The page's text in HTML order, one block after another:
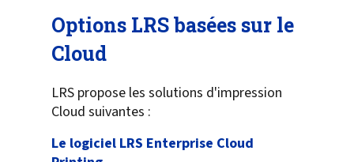
Options LRS basées sur le
Cloud
LRS propose les solutions d'impression
Cloud suivantes :
Le logiciel LRS Enterprise Cloud